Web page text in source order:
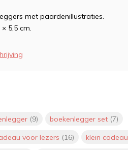
met paardenillustraties.
5,5 cm.
(9) boekenlegger set (7)
voor lezers (16) klein cadeau